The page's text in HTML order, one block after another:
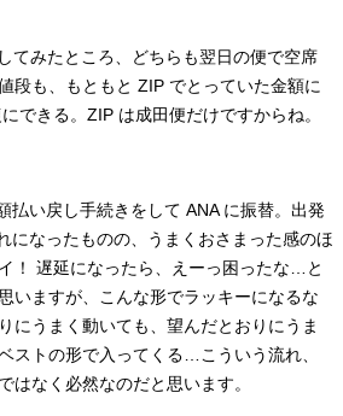
てみたところ、どちらも翌日の便で空席
段も、もともと ZIP でとっていた金額に
できる。ZIP は成田便だけですからね。
払い戻し手続きをして ANA に振替。出発
になったものの、うまくおさまった感のほ
！ 遅延になったら、えーっ困ったな…と
いますが、こんな形でラッキーになるな
にうまく動いても、望んだとおりにうま
ストの形で入ってくる…こういう流れ、
はなく必然なのだと思います。